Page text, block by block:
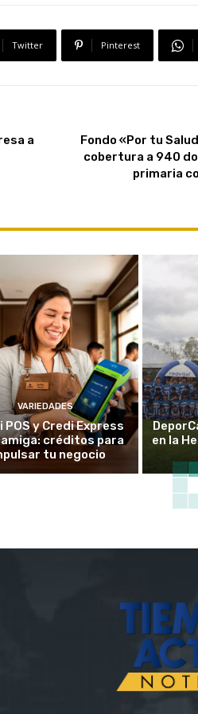
Twitter Pinterest
a
Fondo «Por tu
cobertura a 940
primaria
VARIEDADES
POS y Credi Express
créditos para
tu negocio
en la